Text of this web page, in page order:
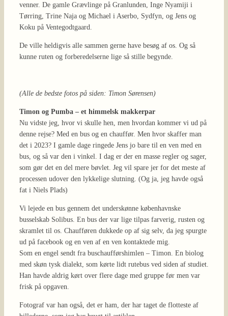
venner. De gamle Grævlinge på Granlunden, Inge Nyamiji i
Tørring, Trine Naja og Michael i Aserbo, Sydfyn, og Jens og
Koku på Ventegodtgaard.
De ville heldigvis alle sammen gerne have besøg af os. Og så
kunne ruten og forberedelserne lige så stille begynde.
(Alle de bedste fotos på siden: Timon Sørensen)
Timon og Pumba – et himmelsk makkerpar
Nu vidste jeg, hvor vi skulle hen, men hvordan kommer vi ud på
denne rejse? Med en bus og en chauffør. Men hvor skaffer man
det i 2023? I gamle dage ringede Jens jo bare til en ven med en
bus, og så var den i vinkel. I dag er der en masse regler og sager,
som gør det en del mere bøvlet. Jeg vil spare jer for det meste af
processen udover den lykkelige slutning. (Og ja, jeg havde også
fat i Niels Plads)
Vi lejede en bus gennem det underskønne københavnske
busselskab Solibus. En bus der var lige tilpas farverig, rusten og
skramlet til os. Chaufføren dukkede op af sig selv, da jeg spurgte
ud på facebook og en ven af en ven kontaktede mig.
Som en engel sendt fra buschaufførshimlen – Timon. En biolog
med skøn tysk dialekt, som kørte lidt rutebus ved siden af studiet.
Han havde aldrig kørt over flere dage med gruppe før men var
frisk på opgaven.
Fotograf var han også, det er ham, der har taget de flotteste af